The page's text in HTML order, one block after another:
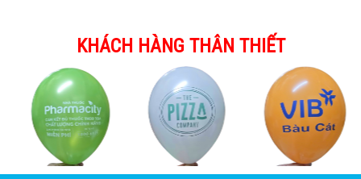
KHÁCH HÀNG THÂN THIẾT